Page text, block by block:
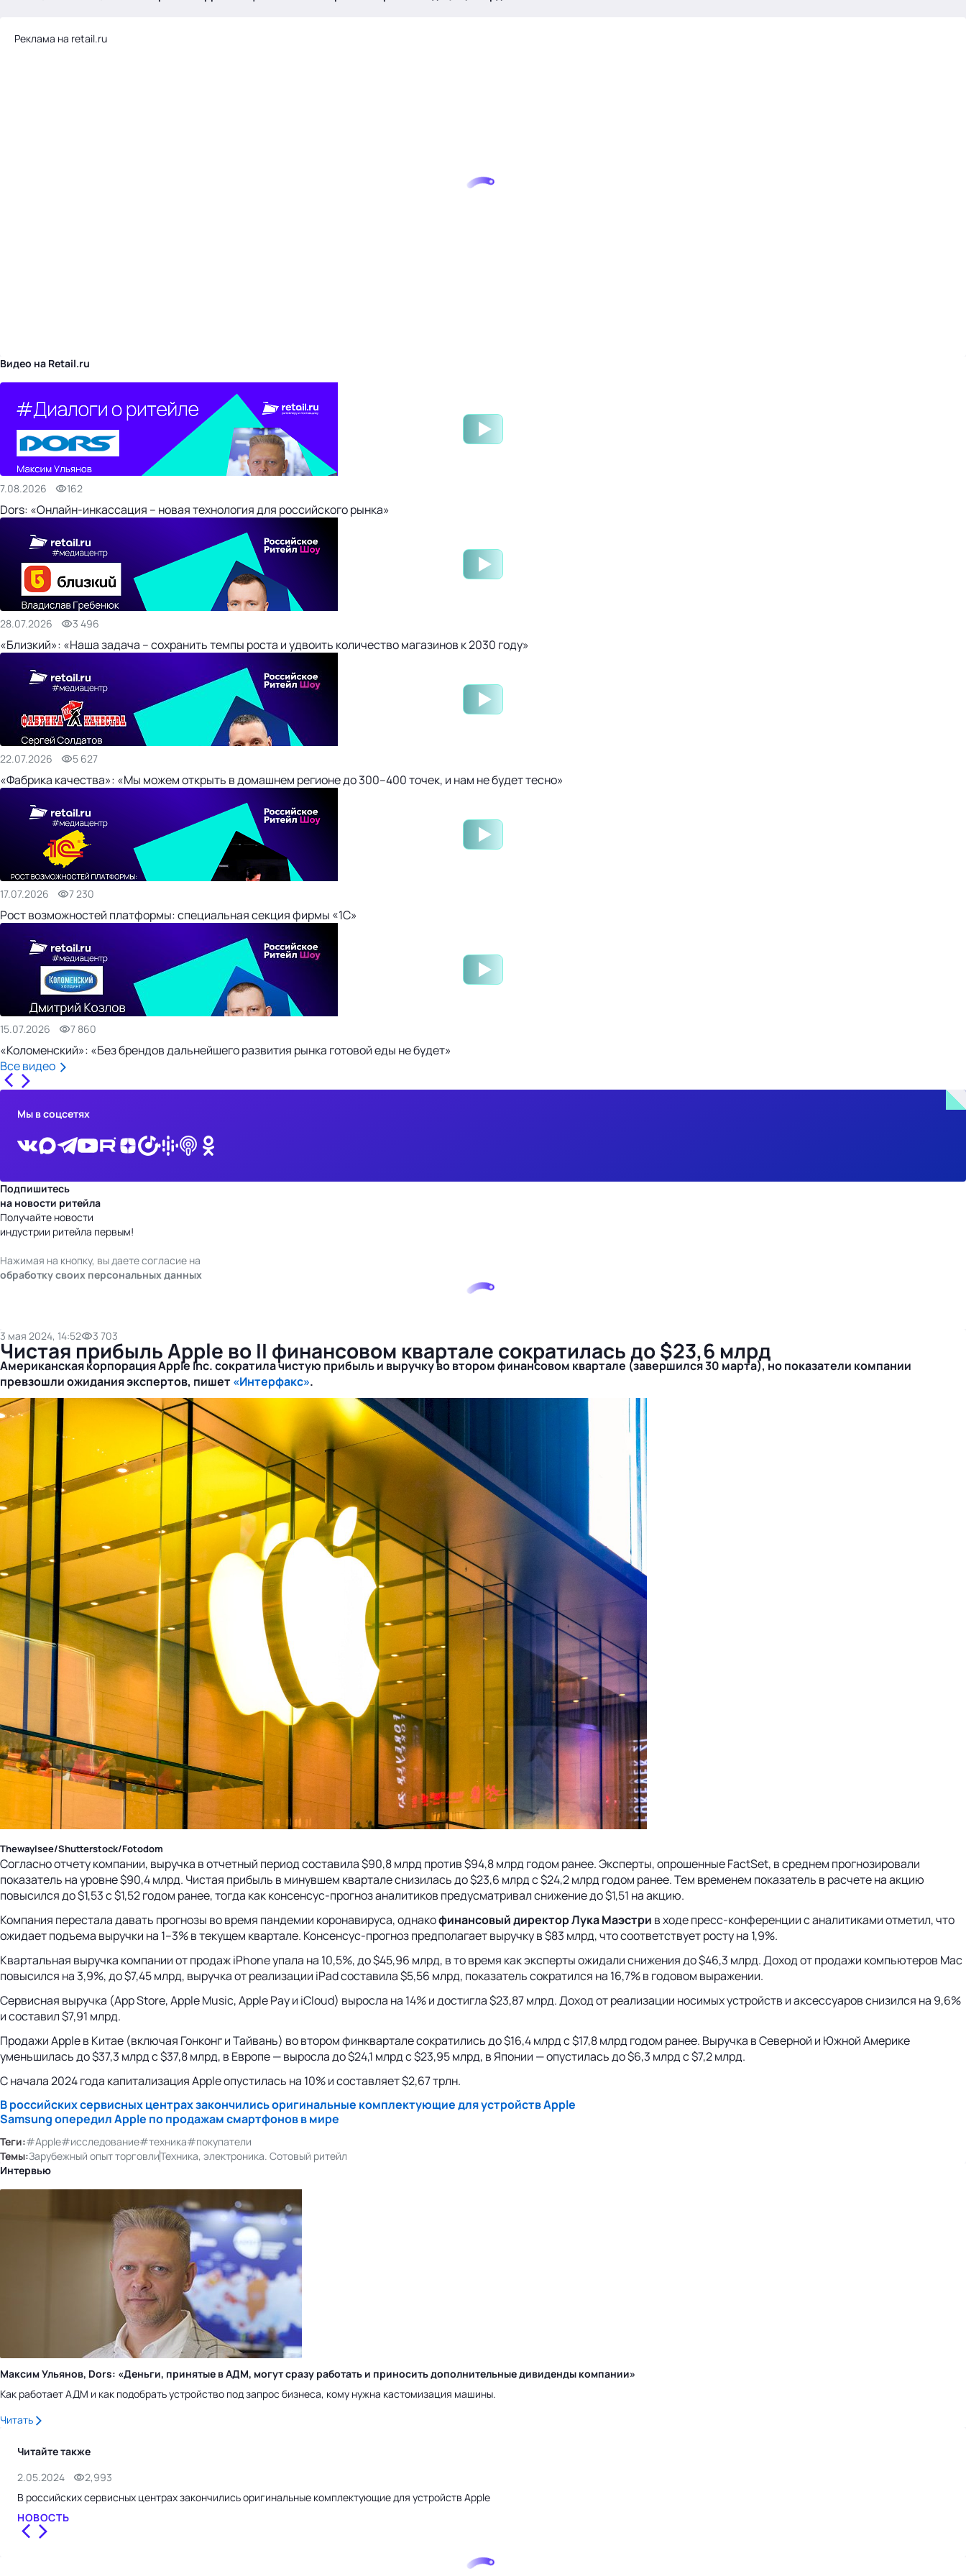
Реклама на retail.ru
Видео на Retail.ru
7.08.2026 162
Dors: «Онлайн-инкассация – новая технология для российского рынка»
28.07.2026 3 496
«Близкий»: «Наша задача – сохранить темпы роста и удвоить количество магазинов к 2030 году»
22.07.2026 5 627
«Фабрика качества»: «Мы можем открыть в домашнем регионе до 300–400 точек, и нам не будет тесно»
17.07.2026 7 230
Рост возможностей платформы: специальная секция фирмы «1С»
15.07.2026 7 860
«Коломенский»: «Без брендов дальнейшего развития рынка готовой еды не будет»
Все видео
Мы в соцсетях
Подпишитесь
на новости ритейла
Получайте новости
индустрии ритейла первым!
Нажимая на кнопку, вы даете согласие на
обработку своих персональных данных
3 мая 2024, 14:52 3 703
Чистая прибыль Apple во II финансовом квартале сократилась до $23,6 млрд
Американская корпорация Apple Inc. сократила чистую прибыль и выручку во втором финансовом квартале (завершился 30 марта), но показатели компании
превзошли ожидания экспертов, пишет«Интерфакс».
ThewayIsee/Shutterstock/Fotodom
Согласно отчету компании, выручка в отчетный период составила $90,8 млрд против $94,8 млрд годом ранее. Эксперты, опрошенные FactSet, в среднем прогнозировали
показатель на уровне $90,4 млрд. Чистая прибыль в минувшем квартале снизилась до $23,6 млрд с $24,2 млрд годом ранее. Тем временем показатель в расчете на акцию
повысился до $1,53 c $1,52 годом ранее, тогда как консенсус-прогноз аналитиков предусматривал снижение до $1,51 на акцию.
Компания перестала давать прогнозы во время пандемии коронавируса, однакофинансовый директор Лука Маэстри в ходе пресс-конференции с аналитиками отметил, что
ожидает подъема выручки на 1–3% в текущем квартале. Консенсус-прогноз предполагает выручку в $83 млрд, что соответствует росту на 1,9%.
Квартальная выручка компании от продаж iPhone упала на 10,5%, до $45,96 млрд, в то время как эксперты ожидали снижения до $46,3 млрд. Доход от продажи компьютеров Mac
повысился на 3,9%, до $7,45 млрд, выручка от реализации iPad составила $5,56 млрд, показатель сократился на 16,7% в годовом выражении.
Сервисная выручка (App Store, Apple Music, Apple Pay и iCloud) выросла на 14% и достигла $23,87 млрд. Доход от реализации носимых устройств и аксессуаров снизился на 9,6%
и составил $7,91 млрд.
Продажи Apple в Китае (включая Гонконг и Тайвань) во втором финквартале сократились до $16,4 млрд с $17,8 млрд годом ранее. Выручка в Северной и Южной Америке
уменьшилась до $37,3 млрд с $37,8 млрд, в Европе — выросла до $24,1 млрд с $23,95 млрд, в Японии — опустилась до $6,3 млрд с $7,2 млрд.
С начала 2024 года капитализация Apple опустилась на 10% и составляет $2,67 трлн.
В российских сервисных центрах закончились оригинальные комплектующие для устройств Apple
Samsung опередил Apple по продажам смартфонов в мире
Теги:#Apple#исследование#техника#покупатели
Темы:Зарубежный опыт торговлиТехника, электроника. Сотовый ритейл
Интервью
Максим Ульянов, Dors: «Деньги, принятые в АДМ, могут сразу работать и приносить дополнительные дивиденды компании»
Как работает АДМ и как подобрать устройство под запрос бизнеса, кому нужна кастомизация машины.
Читать
Читайте также
2.05.2024
2,993
В российских сервисных центрах закончились оригинальные комплектующие для устройств Apple
НОВОСТЬ